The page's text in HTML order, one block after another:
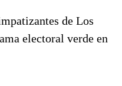
de Los
electoral verde en